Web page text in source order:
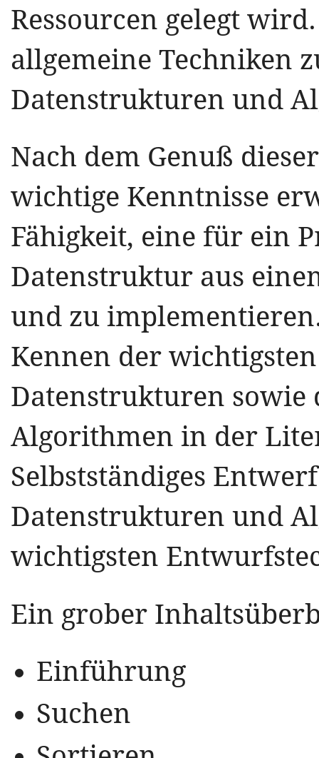
Ressourcen gelegt
allgemeine Techniken
Datenstrukturen und
Nach dem Genuß
wichtige Kenntnisse
Fähigkeit, eine für ein
Datenstruktur aus
und zu
Kennen der
Datenstrukturen sowie
Algorithmen in der
Selbstständiges
Datenstrukturen und
wichtigsten
Ein grober
Einführung
Suchen